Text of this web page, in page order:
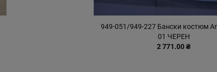
949-051/949-227 Бански костюм
01 ЧЕРЕН
2 771.00 ₴